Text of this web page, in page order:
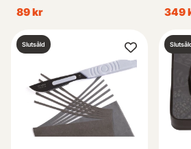
89 kr
349
Slutsåld